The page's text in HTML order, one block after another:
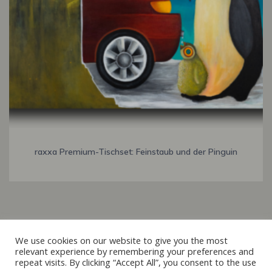
raxxa Premium-Tischset: Feinstaub und der Pinguin
© 2019 - 2026 raxxa
We use cookies on our website to give you the most
relevant experience by remembering your preferences and
repeat visits. By clicking “Accept All”, you consent to the use
Français
Italiano